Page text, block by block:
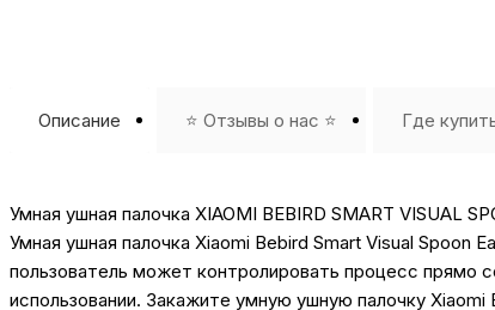
Описание ⭐️ Отзывы о нас ⭐️ Где
Умная ушная палочка XIAOMI BEBIRD SMART VISUAL
Умная ушная палочка Xiaomi Bebird Smart Visual Spoon
пользователь может контролировать процесс прямо
использовании. Закажите умную ушную палочку